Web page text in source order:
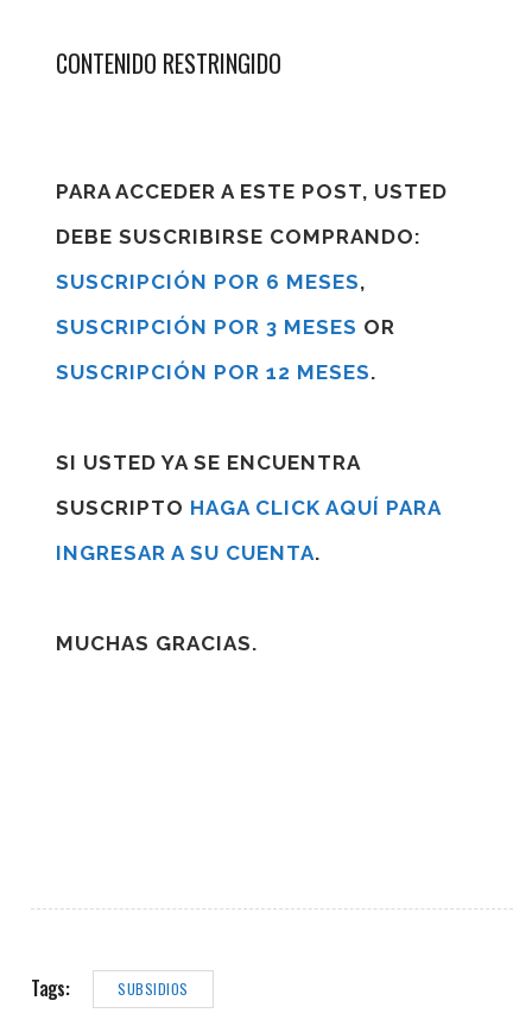
CONTENIDO RESTRINGIDO
PARA ACCEDER A ESTE POST, USTED
DEBE SUSCRIBIRSE COMPRANDO:
SUSCRIPCIÓN POR 6 MESES,
SUSCRIPCIÓN POR 3 MESES OR
SUSCRIPCIÓN POR 12 MESES.
SI USTED YA SE ENCUENTRA
SUSCRIPTO HAGA CLICK AQUÍ PARA
INGRESAR A SU CUENTA.
MUCHAS GRACIAS.
Tags: SUBSIDIOS